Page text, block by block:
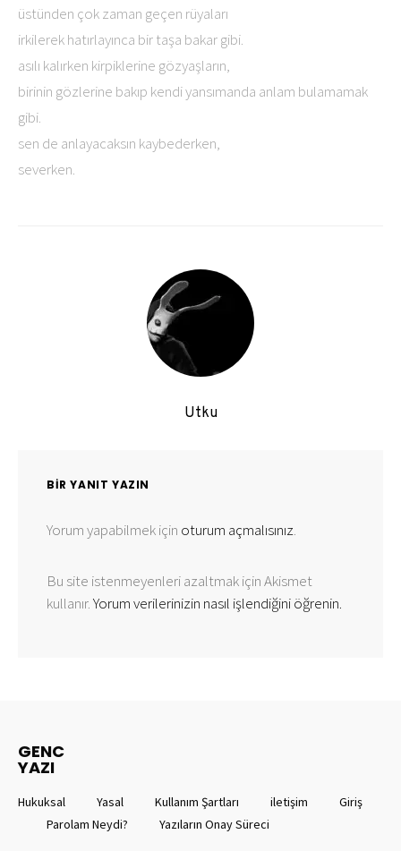
üstünden çok zaman geçen rüyaları
irkilerek hatırlayınca bir taşa bakar gibi.
asılı kalırken kirpiklerine gözyaşların,
birinin gözlerine bakıp kendi yansımanda anlam bulamamak
gibi.
sen de anlayacaksın kaybederken,
severken.
Utku
BIR YANIT YAZIN
Yorum yapabilmek için oturum açmalısınız.
Bu site istenmeyenleri azaltmak için Akismet
kullanır.Yorum verilerinizin nasıl işlendiğini öğrenin.
GENC
YAZI
Hukuksal Yasal Kullanım Şartları iletişim
Giriş
Parolam Neydi?
Yazıların Onay Süreci